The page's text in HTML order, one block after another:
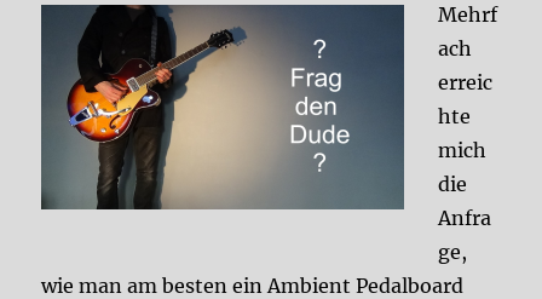
Mehrf
ach
erreic
hte
mich
die
Anfra
ge,
wie man am besten ein Ambient Pedalboard